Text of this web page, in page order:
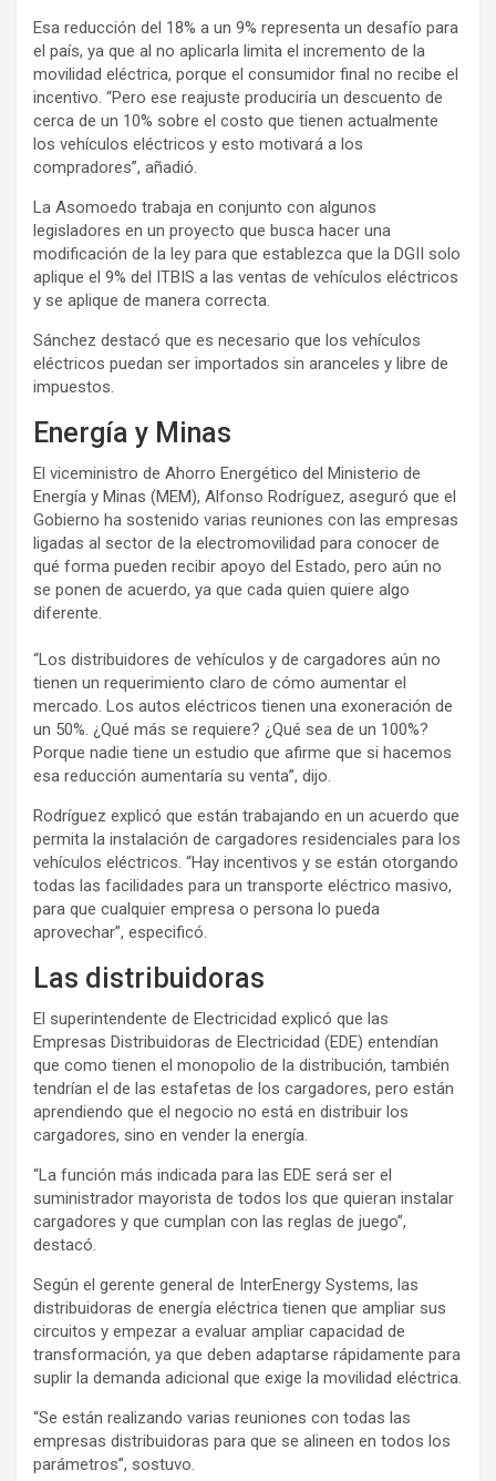
Esa reducción del 18% a un 9% representa un desafío para
el país, ya que al no aplicarla limita el incremento de la
movilidad eléctrica, porque el consumidor final no recibe el
incentivo. “Pero ese reajuste produciría un descuento de
cerca de un 10% sobre el costo que tienen actualmente
los vehículos eléctricos y esto motivará a los
compradores”, añadió.
La Asomoedo trabaja en conjunto con algunos
legisladores en un proyecto que busca hacer una
modificación de la ley para que establezca que la DGII solo
aplique el 9% del ITBIS a las ventas de vehículos eléctricos
y se aplique de manera correcta.
Sánchez destacó que es necesario que los vehículos
eléctricos puedan ser importados sin aranceles y libre de
impuestos.
Energía y Minas
El viceministro de Ahorro Energético del Ministerio de
Energía y Minas (MEM), Alfonso Rodríguez, aseguró que el
Gobierno ha sostenido varias reuniones con las empresas
ligadas al sector de la electromovilidad para conocer de
qué forma pueden recibir apoyo del Estado, pero aún no
se ponen de acuerdo, ya que cada quien quiere algo
diferente.
“Los distribuidores de vehículos y de cargadores aún no
tienen un requerimiento claro de cómo aumentar el
mercado. Los autos eléctricos tienen una exoneración de
un 50%. ¿Qué más se requiere? ¿Qué sea de un 100%?
Porque nadie tiene un estudio que afirme que si hacemos
esa reducción aumentaría su venta”, dijo.
Rodríguez explicó que están trabajando en un acuerdo que
permita la instalación de cargadores residenciales para los
vehículos eléctricos. “Hay incentivos y se están otorgando
todas las facilidades para un transporte eléctrico masivo,
para que cualquier empresa o persona lo pueda
aprovechar”, especificó.
Las distribuidoras
El superintendente de Electricidad explicó que las
Empresas Distribuidoras de Electricidad (EDE) entendían
que como tienen el monopolio de la distribución, también
tendrían el de las estafetas de los cargadores, pero están
aprendiendo que el negocio no está en distribuir los
cargadores, sino en vender la energía.
“La función más indicada para las EDE será ser el
suministrador mayorista de todos los que quieran instalar
cargadores y que cumplan con las reglas de juego”,
destacó.
Según el gerente general de InterEnergy Systems, las
distribuidoras de energía eléctrica tienen que ampliar sus
circuitos y empezar a evaluar ampliar capacidad de
transformación, ya que deben adaptarse rápidamente para
suplir la demanda adicional que exige la movilidad eléctrica.
“Se están realizando varias reuniones con todas las
empresas distribuidoras para que se alineen en todos los
parámetros”, sostuvo.